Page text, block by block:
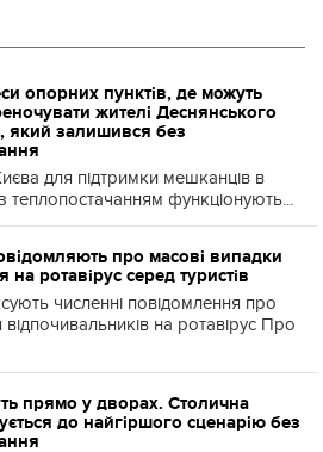
опорних пунктів, де можуть
жителі Деснянського
який залишився без
для підтримки мешканців в
теплопостачанням функціонують...
про масові випадки
ротавірус серед туристів
численні повідомлення про
на ротавірус Про
прямо у дворах. Столична
до найгіршого сценарію без